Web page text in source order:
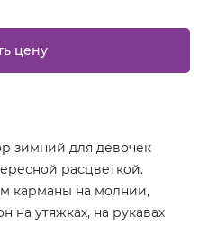
цену
зимний для девочек
расцветкой.
карманы на молнии,
на утяжках, на рукавах